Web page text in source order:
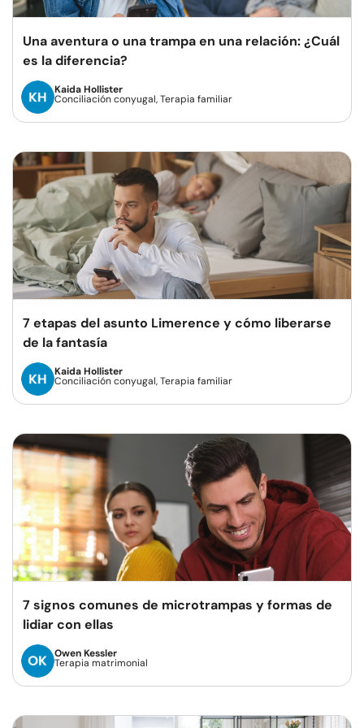
Una aventura o una trampa en una relación: ¿Cuál
es la diferencia?
Kaida Hollister
Conciliación conyugal, Terapia familiar
7 etapas del asunto Limerence y cómo liberarse
de la fantasía
Kaida Hollister
Conciliación conyugal, Terapia familiar
7 signos comunes de microtrampas y formas de
lidiar con ellas
Owen Kessler
Terapia matrimonial